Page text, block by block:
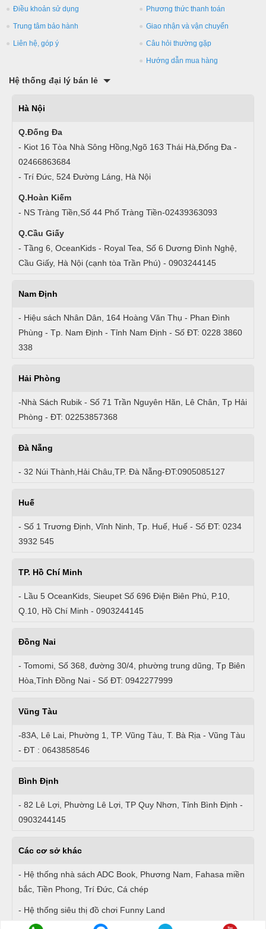
Điều khoản sử dụng
Trung tâm bảo hành
Liên hệ, góp ý
Phương thức thanh toán
Giao nhận và vận chuyển
Câu hỏi thường gặp
Hướng dẫn mua hàng
Hệ thống đại lý bán lẻ
Hà Nội
Q.Đống Đa
- Kiot 16 Tòa Nhà Sông Hồng,Ngõ 163 Thái Hà,Đống Đa -
02466863684
- Trí Đức, 524 Đường Láng, Hà Nội
Q.Hoàn Kiếm
- NS Tràng Tiền,Số 44 Phố Tràng Tiền-02439363093
Q.Cầu Giấy
- Tầng 6, OceanKids - Royal Tea, Số 6 Dương Đình Nghệ,
Cầu Giấy, Hà Nội (cạnh tòa Trần Phú) - 0903244145
Nam Định
- Hiệu sách Nhân Dân, 164 Hoàng Văn Thụ - Phan Đình
Phùng - Tp. Nam Định - Tỉnh Nam Định - Số ĐT: 0228 3860
338
Hải Phòng
-Nhà Sách Rubik - Số 71 Trần Nguyên Hãn, Lê Chân, Tp Hải
Phòng - ĐT: 02253857368
Đà Nẵng
- 32 Núi Thành,Hải Châu,TP. Đà Nẵng-ĐT:0905085127
Huế
- Số 1 Trương Định, Vĩnh Ninh, Tp. Huế, Huế - Số ĐT: 0234
3932 545
TP. Hồ Chí Minh
- Lầu 5 OceanKids, Sieupet Số 696 Điện Biên Phủ, P.10,
Q.10, Hồ Chí Minh - 0903244145
Đồng Nai
- Tomomi, Số 368, đường 30/4, phường trung dũng, Tp Biên
Hòa,Tỉnh Đồng Nai - Số ĐT: 0942277999
Vũng Tàu
-83A, Lê Lai, Phường 1, TP. Vũng Tàu, T. Bà Rịa - Vũng Tàu
- ĐT : 0643858546
Bình Định
- 82 Lê Lợi, Phường Lê Lợi, TP Quy Nhơn, Tỉnh Bình Định -
0903244145
Các cơ sở khác
- Hệ thống nhà sách ADC Book, Phương Nam, Fahasa miền
bắc, Tiền Phong, Trí Đức, Cá chép
- Hệ thống siêu thị đồ chơi Funny Land